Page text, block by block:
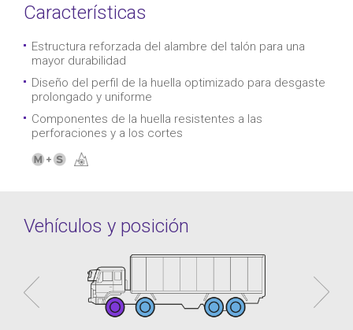
Características
Estructura reforzada del alambre del talón para una
mayor durabilidad
Diseño del perfil de la huella optimizado para desgaste
prolongado y uniforme
Componentes de la huella resistentes a las
perforaciones y a los cortes
Vehículos y posición